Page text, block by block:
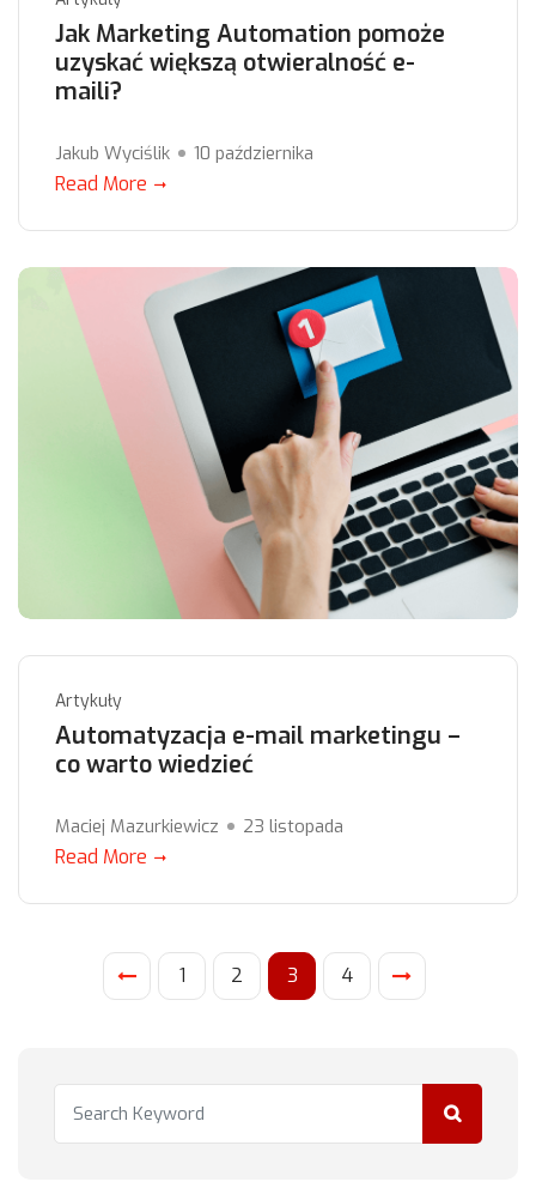
Jak Marketing Automation pomoże
uzyskać większą otwieralność e-
maili?
Jakub Wyciślik 10 października
Read More
Artykuły
Automatyzacja e-mail marketingu –
co warto wiedzieć
Maciej Mazurkiewicz 23 listopada
Read More
1 2 3 4